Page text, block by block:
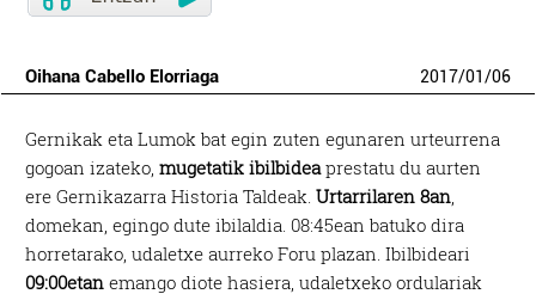
Oihana Cabello Elorriaga 2017/01/06
Gernikak eta Lumok bat egin zuten egunaren urteurrena
gogoan izateko,mugetatik ibilbideaprestatu du aurten
ere Gernikazarra Historia Taldeak.Urtarrilaren 8an,
domekan, egingo dute ibilaldia. 08:45ean batuko dira
horretarako, udaletxe aurreko Foru plazan. Ibilbideari
09:00etan emango diote hasiera, udaletxeko ordulariak